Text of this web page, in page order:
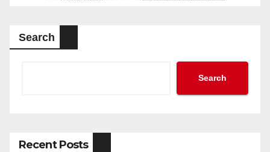
Search
Search
Recent Posts